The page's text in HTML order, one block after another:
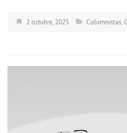
2 octubre, 2025 Columnistas,